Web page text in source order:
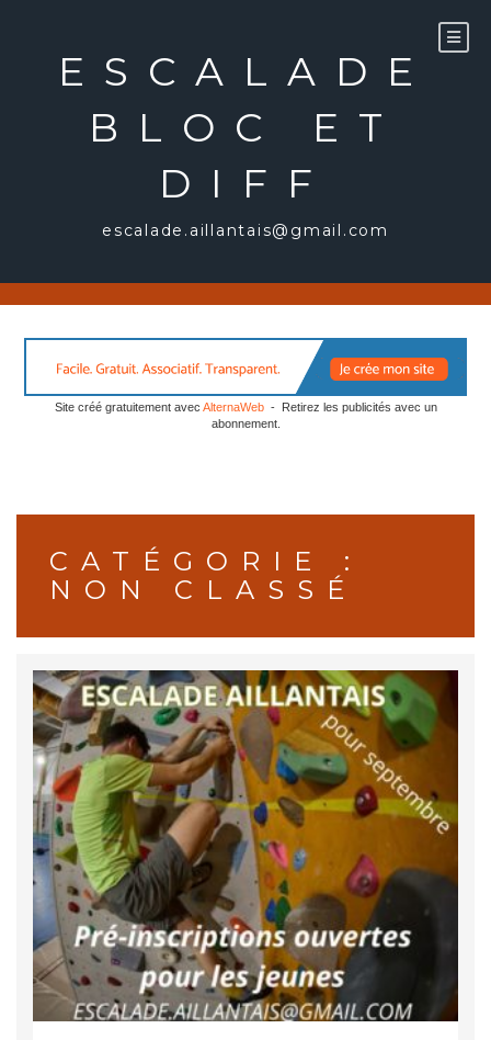
ESCALADE
BLOC ET
DIFF
escalade.aillantais@gmail.com
Site créé gratuitement avec AlternaWeb- Retirez les publicités avec un
abonnement.
CATÉGORIE :
NON CLASSÉ